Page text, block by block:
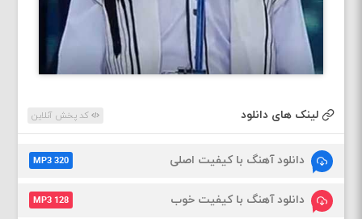
لینک های دانلود کد پخش آنلاین
دانلود آهنگ با کیفیت اصلی MP3 320
دانلود آهنگ با کیفیت خوب MP3 128